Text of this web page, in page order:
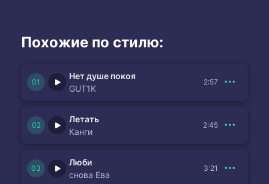
Похожие по стилю:
Нет душе покоя
GUT1K
2:57
Летать
Канги
2:45
Люби
снова Ева
3:21